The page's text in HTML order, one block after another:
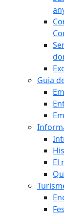
Guia
El